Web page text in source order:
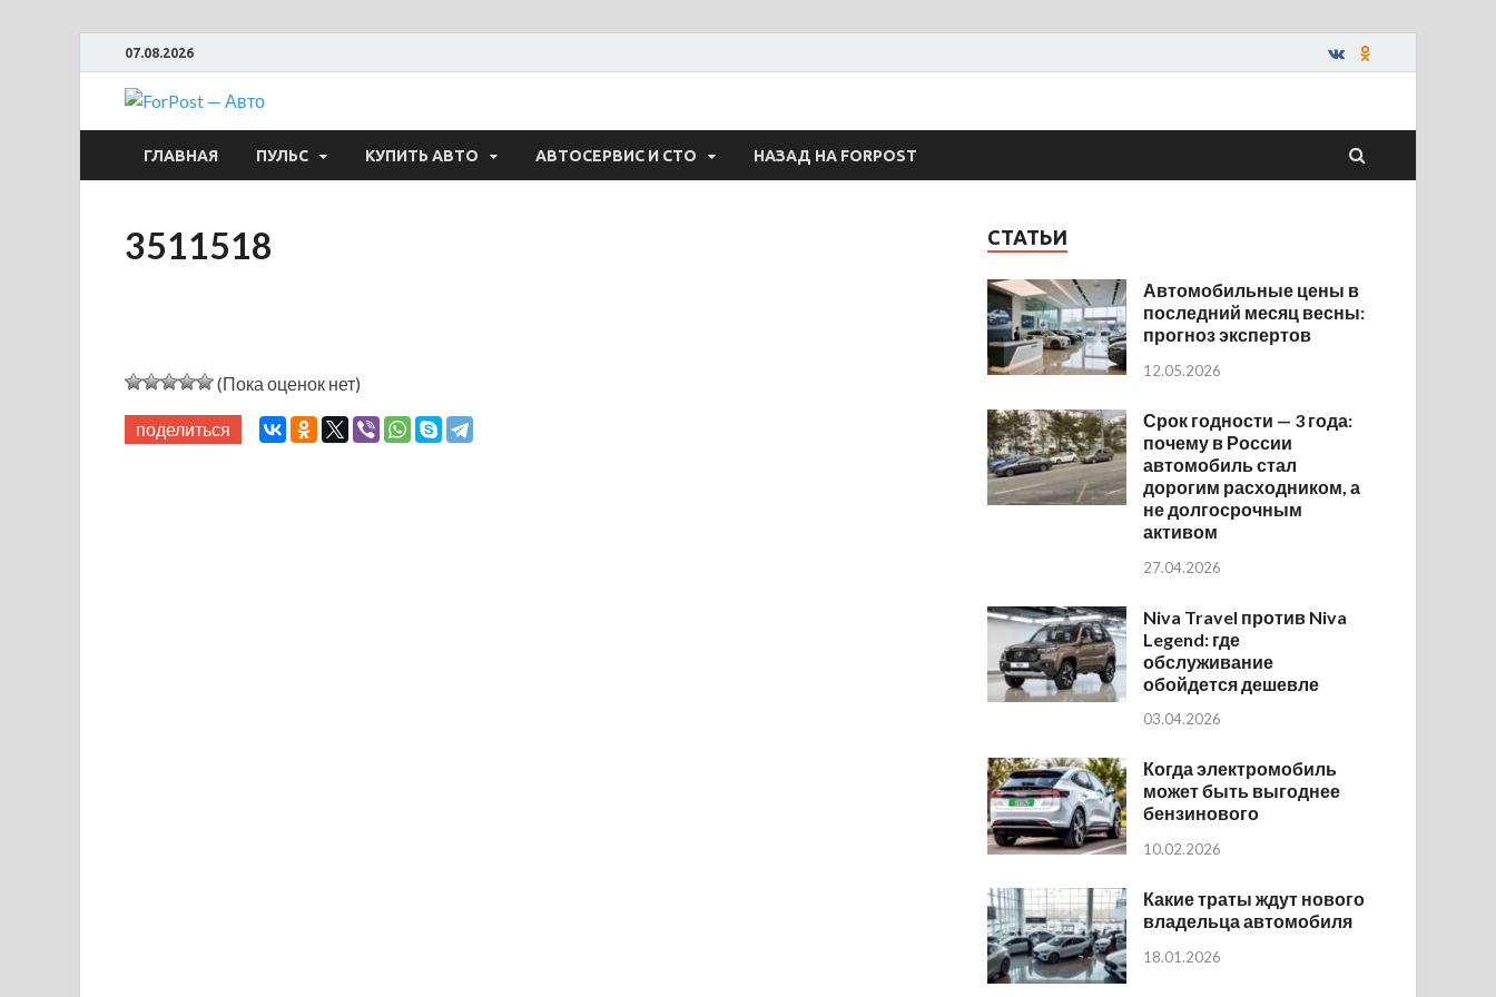
07.08.2026
ForPost — Авто
ГЛАВНАЯ ПУЛЬС КУПИТЬ АВТО АВТОСЕРВИС И СТО НАЗАД НА FORPOST
3511518
(Пока оценок нет)
поделиться
СТАТЬИ
Автомобильные цены в
последний месяц весны:
прогноз экспертов
12.05.2026
Срок годности — 3 года:
почему в России
автомобиль стал
дорогим расходником, а
не долгосрочным
активом
27.04.2026
Niva Travel против Niva
Legend: где
обслуживание
обойдется дешевле
03.04.2026
Когда электромобиль
может быть выгоднее
бензинового
10.02.2026
Какие траты ждут нового
владельца автомобиля
18.01.2026